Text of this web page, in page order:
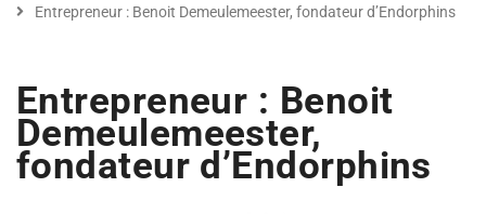
Entrepreneur : Benoit Demeulemeester, fondateur d’Endorphins
Entrepreneur : Benoit
Demeulemeester,
fondateur d’Endorphins